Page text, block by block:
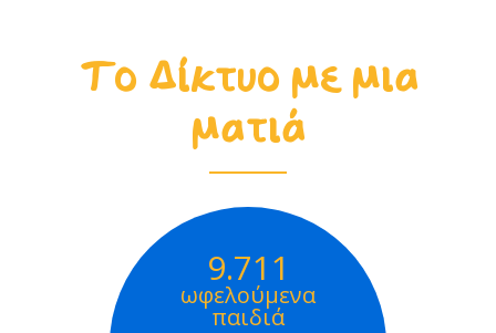
Το Δίκτυο με μια
ματιά
9.711
ωφελούμενα
παιδιά